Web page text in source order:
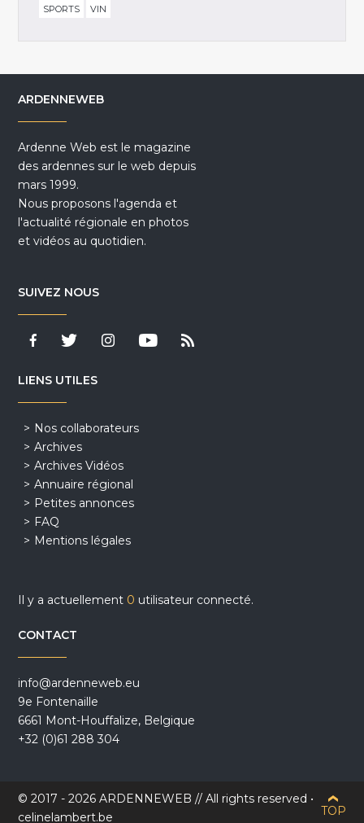
SPORTS
VIN
ARDENNEWEB
Ardenne Web est le magazine
des ardennes sur le web depuis
mars 1999.
Nous proposons l'agenda et
l'actualité régionale en photos
et vidéos au quotidien.
SUIVEZ NOUS
LIENS UTILES
Nos collaborateurs
Archives
Archives Vidéos
Annuaire régional
Petites annonces
FAQ
Mentions légales
Il y a actuellement 0 utilisateur connecté.
CONTACT
info@ardenneweb.eu
9e Fontenaille
6661 Mont-Houffalize, Belgique
+32 (0)61 288 304
© 2017 - 2026 ARDENNEWEB // All rights reserved •
celinelambert.be
TOP